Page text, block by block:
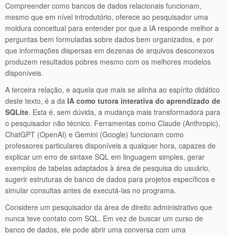
Compreender como bancos de dados relacionais funcionam,
mesmo que em nível introdutório, oferece ao pesquisador uma
moldura conceitual para entender por que a IA responde melhor a
perguntas bem formuladas sobre dados bem organizados, e por
que informações dispersas em dezenas de arquivos desconexos
produzem resultados pobres mesmo com os melhores modelos
disponíveis.
A terceira relação, e aquela que mais se alinha ao espírito didático
deste texto, é a da IA como tutora interativa do aprendizado de
SQLite. Esta é, sem dúvida, a mudança mais transformadora para
o pesquisador não técnico. Ferramentas como Claude (Anthropic),
ChatGPT (OpenAI) e Gemini (Google) funcionam como
professores particulares disponíveis a qualquer hora, capazes de
explicar um erro de sintaxe SQL em linguagem simples, gerar
exemplos de tabelas adaptados à área de pesquisa do usuário,
sugerir estruturas de banco de dados para projetos específicos e
simular consultas antes de executá-las no programa.
Considere um pesquisador da área de direito administrativo que
nunca teve contato com SQL. Em vez de buscar um curso de
banco de dados, ele pode abrir uma conversa com uma